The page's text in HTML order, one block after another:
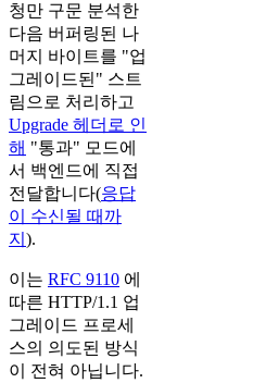
청만 구문 분석한
다음 버퍼링된 나
머지 바이트를 "업
그레이드된" 스트
림으로 처리하고
Upgrade 헤더로 인
해 "통과" 모드에
서 백엔드에 직접
전달합니다(응답
이 수신될 때까
지 ).
이는 RFC 9110 에
따른 HTTP/1.1 업
그레이드 프로세
스의 의도된 방식
이 전혀 아닙니다.